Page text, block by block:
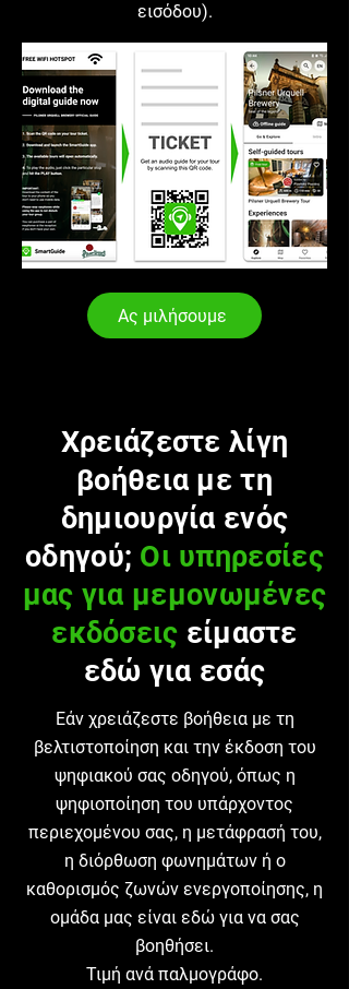
εισόδου).
Ας μιλήσουμε
Χρειάζεστε λίγη
βοήθεια με τη
δημιουργία ενός
οδηγού; Οι υπηρεσίες
μας για μεμονωμένες
εκδόσεις είμαστε
εδώ για εσάς
Εάν χρειάζεστε βοήθεια με τη
βελτιστοποίηση και την έκδοση του
ψηφιακού σας οδηγού, όπως η
ψηφιοποίηση του υπάρχοντος
περιεχομένου σας, η μετάφρασή του,
η διόρθωση φωνημάτων ή ο
καθορισμός ζωνών ενεργοποίησης, η
ομάδα μας είναι εδώ για να σας
βοηθήσει.
Τιμή ανά παλμογράφο.